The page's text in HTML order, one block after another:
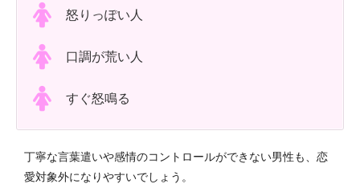
怒りっぽい人
口調が荒い人
すぐ怒鳴る
丁寧な言葉遣いや感情のコントロールができない男性も、恋
愛対象外になりやすいでしょう。